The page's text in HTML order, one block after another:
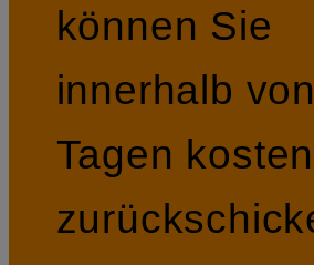
können Sie
innerhalb
Tagen